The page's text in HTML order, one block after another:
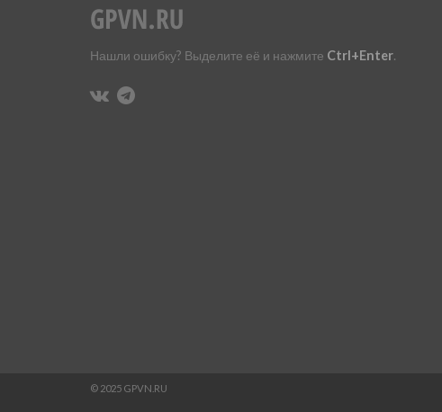
Нашли ошибку? Выделите её и нажмите Ctrl+Enter.
© 2025 GPVN.RU